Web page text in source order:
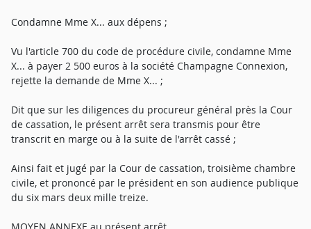
Condamne Mme X... aux dépens ;
Vu l'article 700 du code de procédure civile, condamne Mme
X... à payer 2 500 euros à la société Champagne Connexion,
rejette la demande de Mme X... ;
Dit que sur les diligences du procureur général près la Cour
de cassation, le présent arrêt sera transmis pour être
transcrit en marge ou à la suite de l'arrêt cassé ;
Ainsi fait et jugé par la Cour de cassation, troisième chambre
civile, et prononcé par le président en son audience publique
du six mars deux mille treize.